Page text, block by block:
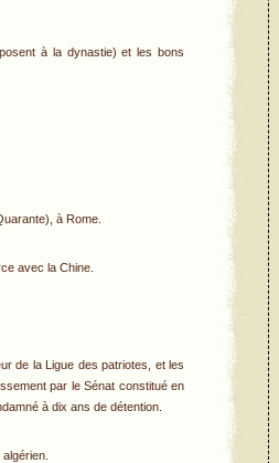
à la dynastie) et les bons
à Rome.
avec la Chine.
de la Ligue des patriotes, et les
par le Sénat constitué en
à dix ans de détention.